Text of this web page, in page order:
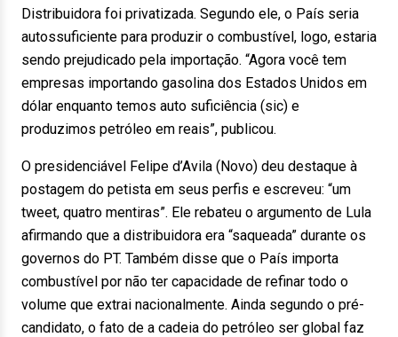
Distribuidora foi privatizada. Segundo ele, o País seria
autossuficiente para produzir o combustível, logo, estaria
sendo prejudicado pela importação. “Agora você tem
empresas importando gasolina dos Estados Unidos em
dólar enquanto temos auto suficiência (sic) e
produzimos petróleo em reais”, publicou.
O presidenciável Felipe d’Avila (Novo) deu destaque à
postagem do petista em seus perfis e escreveu: “um
tweet, quatro mentiras”. Ele rebateu o argumento de Lula
afirmando que a distribuidora era “saqueada” durante os
governos do PT. Também disse que o País importa
combustível por não ter capacidade de refinar todo o
volume que extrai nacionalmente. Ainda segundo o pré-
candidato, o fato de a cadeia do petróleo ser global faz